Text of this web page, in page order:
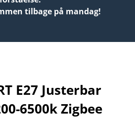
tilbage på mandag!
E27 Justerbar
6500k Zigbee